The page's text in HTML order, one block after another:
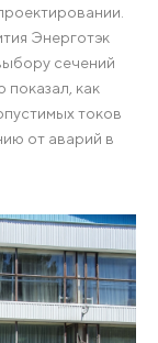
Энерготэк
сечений
как
токов
от аварий в